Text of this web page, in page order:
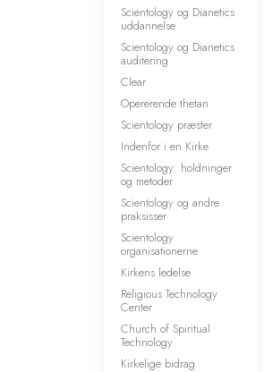
Scientology og Dianetics
uddannelse
Scientology og Dianetics
auditering
Clear
Opererende thetan
Scientology præster
Indenfor i en Kirke
Scientology: holdninger
og metoder
Scientology og andre
praksisser
Scientology
organisationerne
Kirkens ledelse
Religious Technology
Center
Church of Spiritual
Technology
Kirkelige bidrag